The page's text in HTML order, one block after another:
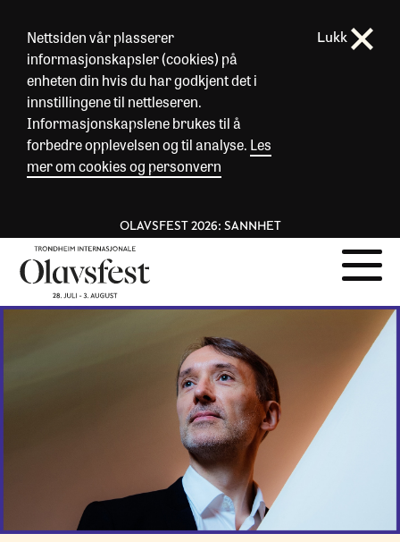
Nettsiden vår plasserer
informasjonskapsler (cookies) på
enheten din hvis du har godkjent det i
innstillingene til nettleseren.
Informasjonskapslene brukes til å
forbedre opplevelsen og til analyse. Les
mer om cookies og personvern
Lukk
OLAVSFEST 2026: SANNHET